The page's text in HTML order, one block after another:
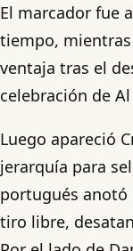
El marcador fue
tiempo,
ventaja tras el
celebración de Al
Luego apareció
jerarquía para
portugués anotó
tiro libre,